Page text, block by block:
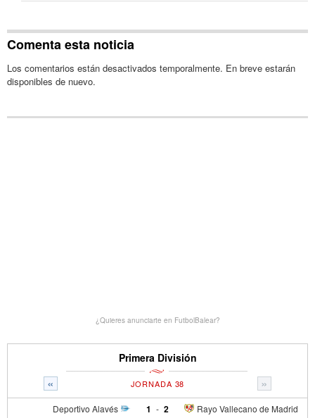
Comenta esta noticia
Los comentarios están desactivados temporalmente. En breve estarán
disponibles de nuevo.
¿Quieres anunciarte en FutbolBalear?
Primera División
« »
JORNADA 38
Deportivo Alavés 1 - Rayo Vallecano de Madrid
2